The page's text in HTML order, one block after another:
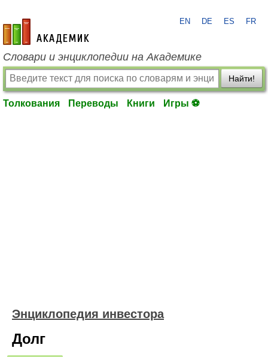
academic.ru
EN DE ES FR
Словари и энциклопедии на Академике
Найти!
Толкования Переводы Книги Игры ⚽
Энциклопедия инвестора
Долг